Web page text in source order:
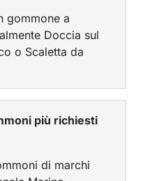
gommone a
Doccia sul
o Scaletta da
più richiesti
di marchi